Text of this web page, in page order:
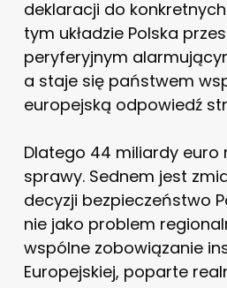
deklaracji do
tym układzie Polska
peryferyjnym
a staje się państwem
europejską odpowiedź
Dlatego 44 miliardy euro
sprawy. Sednem jest
decyzji bezpieczeństwo
nie jako problem
wspólne zobowiązanie
Europejskiej, poparte